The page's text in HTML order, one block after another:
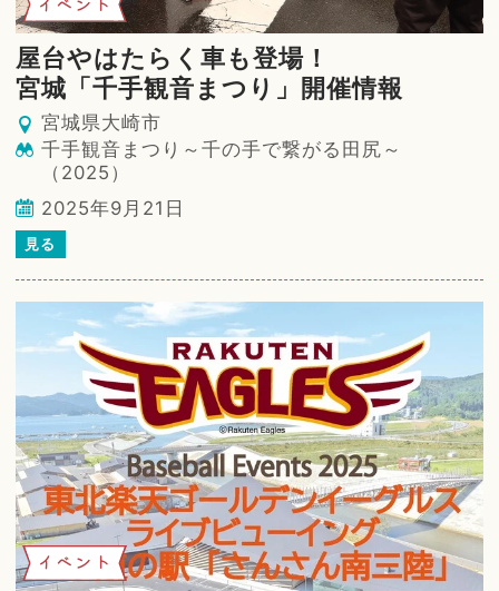
屋台やはたらく車も登場！
宮城「千手観音まつり」開催情報
宮城県大崎市
千手観音まつり～千の手で繋がる田尻～
（2025）
2025年9月21日
見る
イベント